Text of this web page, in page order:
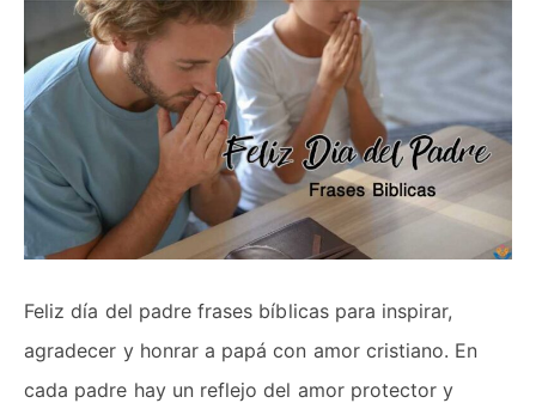
Feliz día del padre frases bíblicas para inspirar,
agradecer y honrar a papá con amor cristiano. En
cada padre hay un reflejo del amor protector y